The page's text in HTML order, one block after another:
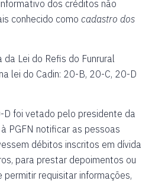
dos créditos não
conhecido como cadastro dos
Lei do Refis do Funrural
lei do Cadin: 20-B, 20-C, 20-D
foi vetado pelo presidente da
PGFN notificar as pessoas
débitos inscritos em dívida
para prestar depoimentos ou
requisitar informações,